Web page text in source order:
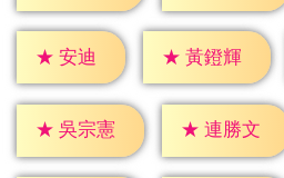
★ 安迪 ★ 黃鐙輝
★ 吳宗憲 ★ 連勝文